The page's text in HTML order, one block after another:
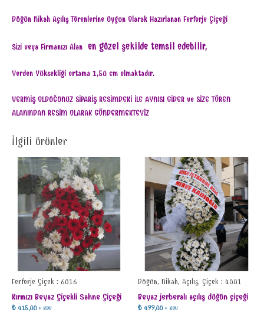
Düğün Nikah Açılış Törenlerine Uygun Olarak Hazırlanan Ferforje Çiçeği
Sizi veya Firmanızı Alan en güzel şekilde temsil edebilir,
Yerden Yüksekliği ortama 1,50 cm olmaktadır.
VERMİŞ OLDUĞUNUZ SİPARİŞ RESİMDEKİ İLE AYNISI GİDER ve SİZE TÖREN
ALANINDAN RESİM OLARAK GÖNDERMEKTEYİZ
İlgili ürünler
Ferforje Çiçek : 6016
Kırmızı Beyaz Çiçekli Sahne Çiçeği
₺415,00 + KDV
Düğün, Nikah, Açılış, Çiçek : 4001
Beyaz jerberalı açılış düğün çiçeği
₺ 499,00 + KDV